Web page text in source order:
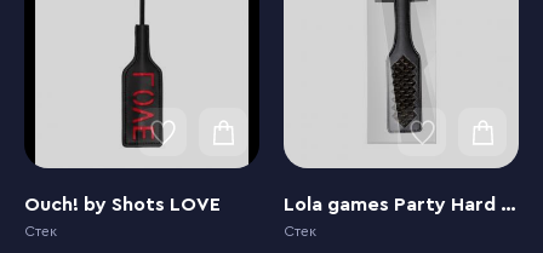
Ouch! by Shots LOVE
Стек
Lola games Party Hard Hot Spot
Стек